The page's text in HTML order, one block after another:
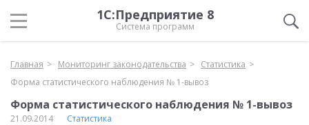
1С:Предприятие 8
Система программ
Главная Мониторинг законодательства
Статистика
Форма статистического наблюдения № 1-вывоз
Форма статистического наблюдения № 1-вывоз
21.09.2014 Статистика